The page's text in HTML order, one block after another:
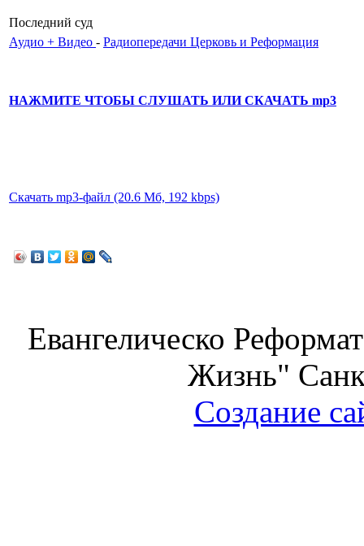
Последний суд
Аудио + Видео - Радиопередачи Церковь и Реформация
НАЖМИТЕ ЧТОБЫ СЛУШАТЬ ИЛИ СКАЧАТЬ mp3
Скачать mp3-файл (20.6 Мб, 192 kbps)
Евангелическо
Жизнь"
Создание